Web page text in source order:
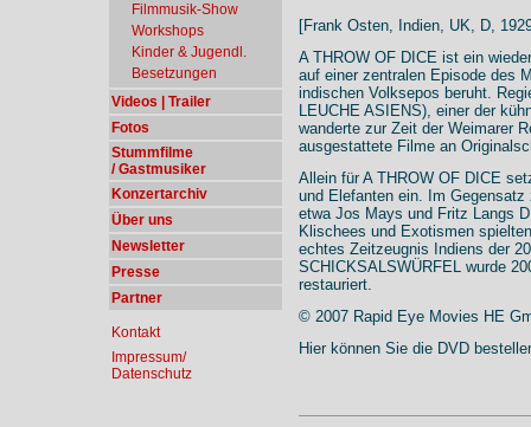
Filmmusik-Show
Workshops
Kinder & Jugendl.
Besetzungen
Videos | Trailer
Fotos
Stummfilme
/ Gastmusiker
Konzertarchiv
Über uns
Newsletter
Presse
Partner
Kontakt
Impressum/
Datenschutz
[Frank Osten, Indien, UK, D,
A THROW OF DICE ist ein
auf einer zentralen Episode des
indischen Volksepos beruht.
LEUCHE ASIENS), einer der
wanderte zur Zeit der Weimarer
ausgestattete Filme an
Allein für A THROW OF DICE
und Elefanten ein. Im
etwa Jos Mays und Fritz Langs
Klischees und Exotismen
echtes Zeitzeugnis Indiens der
SCHICKSALSWÜRFEL wurde
restauriert.
© 2007 Rapid Eye Movies HE
Hier können Sie die DVD